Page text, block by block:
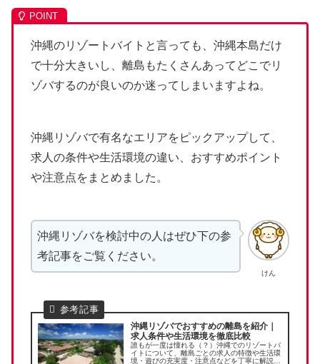
沖縄のリゾートバイトと言っても、沖縄本島だけ
で十分大きいし、離島もたくさんあってどこでリ
ゾバするのが良いのか迷ってしまいますよね。
沖縄リゾバで有名なエリアをピックアップして、
求人の条件や生活環境の違い、おすすめポイント
や注意点をまとめました。
けん
沖縄リゾバを検討中の人はぜひ下の参
考記事をご覧ください。
沖縄リゾバでおすすめの離島を紹介｜
求人条件や生活環境を徹底比較
誰もが一度は憧れる（？）沖縄でのリゾートバ
イトについて、離島ごとの求人の特徴や生活環
境・遊びの充実度・注意点などを丁寧に解説し